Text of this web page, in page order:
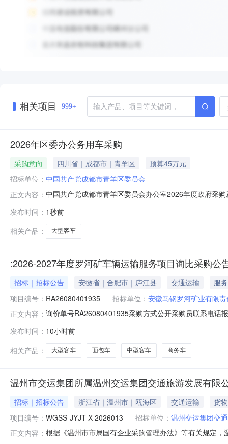
相关项目 999+
2026年区委办公务用车采购
采购意向 四川省｜成都市｜青羊区
预算45万元
招标单位： 中国共产党成都市青羊区委员会
正文内容： 中国共产党成都市青羊区委员会办公室2026年度政府采
民币)采购品目：采购需求概况：采购内容:A02030505-
发布时间： 1秒前
相关产品：
大型客车
:2026-2027年度罗河矿车辆运输服务项目询比采购
招标｜招标公告 安徽省｜合肥市｜庐江县 交通运输
服务
项目编号： RA26080401935 招标单位： 安徽马钢罗河矿业有限
正文内容： 询价单号RA26080401935采购方式公开采购员联系电话
罗河矿至马鞍山往返商务车7座别克8.0天2027-08-31罗
发布时间： 10小时前
相关产品：
大型客车 面包车 中型客车 商务车
温州市交运集团所属温州交运集团交通旅游发展有限
招标｜招标公告 浙江省｜温州市｜瓯海区 交通运输
货物
项目编号： WGSS-JYJT-X-2026013 招标单位： 温州交运集团交
正文内容： 根据《温州市市属国有企业采购管理办法》等有关规定